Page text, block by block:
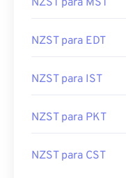
NZST para MST
NZST para EDT
NZST para IST
NZST para PKT
NZST para CST